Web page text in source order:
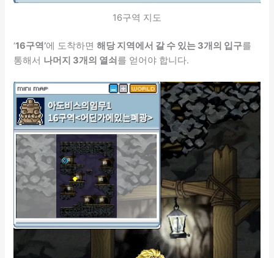
16구역 지도
‘16구역’에 도착하면해당 지역에서 갈 수 있는 3개의 입구를
통해서 나머지 3개의 열쇠 를 얻어야 합니다.